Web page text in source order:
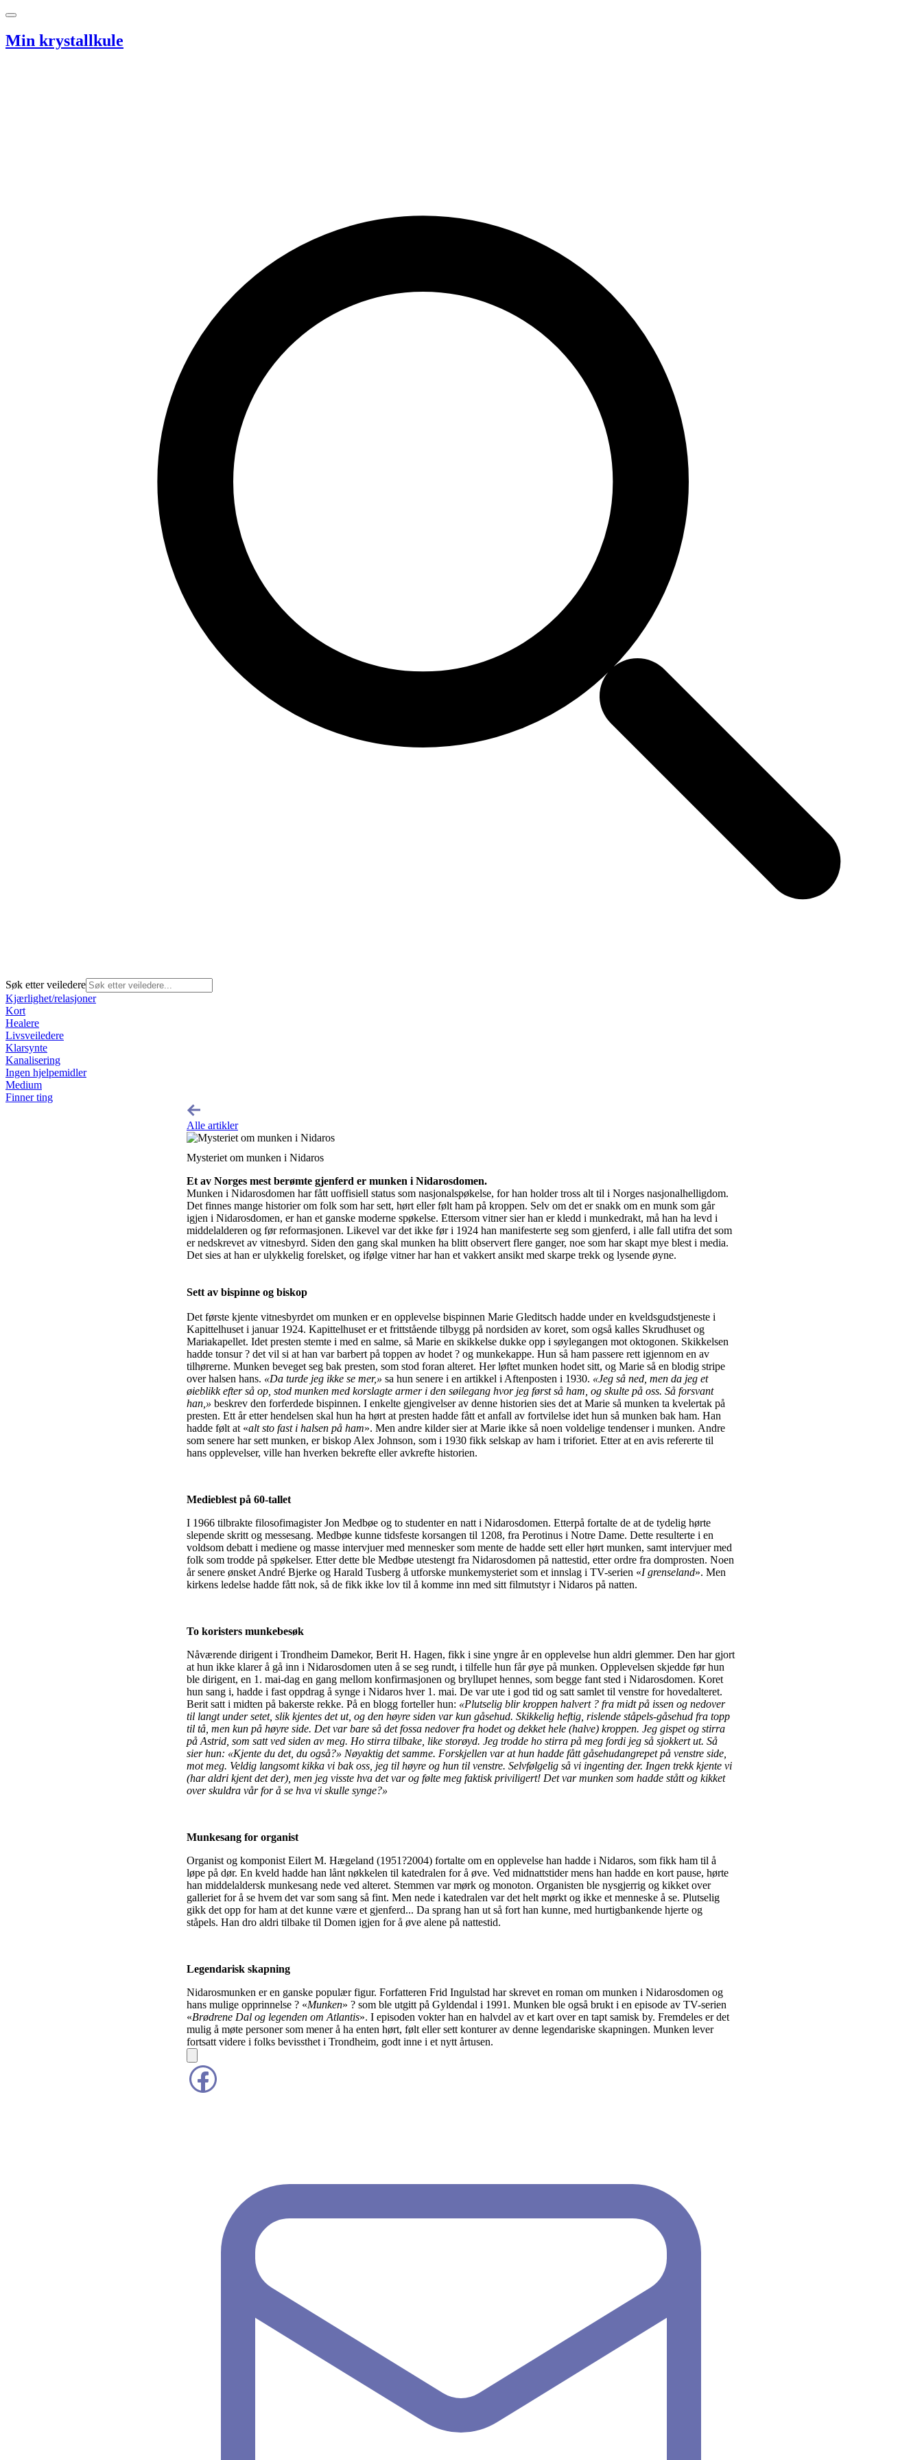
Hopp til innhold
Min krystallkule
Søk etter veiledere
Kjærlighet/relasjoner
Kort
Healere
Livsveiledere
Klarsynte
Kanalisering
Ingen hjelpemidler
Medium
Finner ting
Alle artikler
Mysteriet om munken i Nidaros
Et av Norges mest berømte gjenferd er munken i Nidarosdomen.
Munken i Nidarosdomen har fått uoffisiell status som nasjonalspøkelse, for han holder tross alt til i Norges nasjonalhelligdom.
Det finnes mange historier om folk som har sett, hørt eller følt ham på kroppen. Selv om det er snakk om en munk som går
igjen i Nidarosdomen, er han et ganske moderne spøkelse. Ettersom vitner sier han er kledd i munkedrakt, må han ha levd i
middelalderen og før reformasjonen. Likevel var det ikke før i 1924 han manifesterte seg som gjenferd, i alle fall utifra det som
er nedskrevet av vitnesbyrd. Siden den gang skal munken ha blitt observert flere ganger, noe som har skapt mye blest i media.
Det sies at han er ulykkelig forelsket, og ifølge vitner har han et vakkert ansikt med skarpe trekk og lysende øyne.
Sett av bispinne og biskop
Det første kjente vitnesbyrdet om munken er en opplevelse bispinnen Marie Gleditsch hadde under en kveldsgudstjeneste i
Kapittelhuset i januar 1924. Kapittelhuset er et frittstående tilbygg på nordsiden av koret, som også kalles Skrudhuset og
Mariakapellet. Idet presten stemte i med en salme, så Marie en skikkelse dukke opp i søylegangen mot oktogonen. Skikkelsen
hadde tonsur ? det vil si at han var barbert på toppen av hodet ? og munkekappe. Hun så ham passere rett igjennom en av
tilhørerne. Munken beveget seg bak presten, som stod foran alteret. Her løftet munken hodet sitt, og Marie så en blodig stripe
over halsen hans. «Da turde jeg ikke se mer,» sa hun senere i en artikkel i Aftenposten i 1930. «Jeg så ned, men da jeg et
øieblikk efter så op, stod munken med korslagte armer i den søilegang hvor jeg først så ham, og skulte på oss. Så forsvant
han, » beskrev den forferdede bispinnen. I enkelte gjengivelser av denne historien sies det at Marie så munken ta kvelertak på
presten. Ett år etter hendelsen skal hun ha hørt at presten hadde fått et anfall av fortvilelse idet hun så munken bak ham. Han
hadde følt at «alt sto fast i halsen på ham». Men andre kilder sier at Marie ikke så noen voldelige tendenser i munken. Andre
som senere har sett munken, er biskop Alex Johnson, som i 1930 fikk selskap av ham i triforiet. Etter at en avis refererte til
hans opplevelser, ville han hverken bekrefte eller avkrefte historien.
Medieblest på 60-tallet
I 1966 tilbrakte filosofimagister Jon Medbøe og to studenter en natt i Nidarosdomen. Etterpå fortalte de at de tydelig hørte
slepende skritt og messesang. Medbøe kunne tidsfeste korsangen til 1208, fra Perotinus i Notre Dame. Dette resulterte i en
voldsom debatt i mediene og masse intervjuer med mennesker som mente de hadde sett eller hørt munken, samt intervjuer med
folk som trodde på spøkelser. Etter dette ble Medbøe utestengt fra Nidarosdomen på nattestid, etter ordre fra domprosten. Noen
år senere ønsket André Bjerke og Harald Tusberg å utforske munkemysteriet som et innslag i TV-serien «I grenseland». Men
kirkens ledelse hadde fått nok, så de fikk ikke lov til å komme inn med sitt filmutstyr i Nidaros på natten.
To koristers munkebesøk
Nåværende dirigent i Trondheim Damekor, Berit H. Hagen, fikk i sine yngre år en opplevelse hun aldri glemmer. Den har gjort
at hun ikke klarer å gå inn i Nidarosdomen uten å se seg rundt, i tilfelle hun får øye på munken. Opplevelsen skjedde før hun
ble dirigent, en 1. mai-dag en gang mellom konfirmasjonen og bryllupet hennes, som begge fant sted i Nidarosdomen. Koret
hun sang i, hadde i fast oppdrag å synge i Nidaros hver 1. mai. De var ute i god tid og satt samlet til venstre for hovedalteret.
Berit satt i midten på bakerste rekke. På en blogg forteller hun: «Plutselig blir kroppen halvert ? fra midt på issen og nedover
til langt under setet, slik kjentes det ut, og den høyre siden var kun gåsehud. Skikkelig heftig, rislende ståpels-gåsehud fra topp
til tå, men kun på høyre side. Det var bare så det fossa nedover fra hodet og dekket hele (halve) kroppen. Jeg gispet og stirra
på Astrid, som satt ved siden av meg. Ho stirra tilbake, like storøyd. Jeg trodde ho stirra på meg fordi jeg så sjokkert ut. Så
sier hun: «Kjente du det, du også?» Nøyaktig det samme. Forskjellen var at hun hadde fått gåsehudangrepet på venstre side,
mot meg. Veldig langsomt kikka vi bak oss, jeg til høyre og hun til venstre. Selvfølgelig så vi ingenting der. Ingen trekk kjente vi
(har aldri kjent det der), men jeg visste hva det var og følte meg faktisk priviligert! Det var munken som hadde stått og kikket
over skuldra vår for å se hva vi skulle synge?»
Munkesang for organist
Organist og komponist Eilert M. Hægeland (1951?2004) fortalte om en opplevelse han hadde i Nidaros, som fikk ham til å
løpe på dør. En kveld hadde han lånt nøkkelen til katedralen for å øve. Ved midnattstider mens han hadde en kort pause, hørte
han middelaldersk munkesang nede ved alteret. Stemmen var mørk og monoton. Organisten ble nysgjerrig og kikket over
galleriet for å se hvem det var som sang så fint. Men nede i katedralen var det helt mørkt og ikke et menneske å se. Plutselig
gikk det opp for ham at det kunne være et gjenferd... Da sprang han ut så fort han kunne, med hurtigbankende hjerte og
ståpels. Han dro aldri tilbake til Domen igjen for å øve alene på nattestid.
Legendarisk skapning
Nidarosmunken er en ganske populær figur. Forfatteren Frid Ingulstad har skrevet en roman om munken i Nidarosdomen og
hans mulige opprinnelse ? «Munken» ? som ble utgitt på Gyldendal i 1991. Munken ble også brukt i en episode av TV-serien
«Brødrene Dal og legenden om Atlantis». I episoden vokter han en halvdel av et kart over en tapt samisk by. Fremdeles er det
mulig å møte personer som mener å ha enten hørt, følt eller sett konturer av denne legendariske skapningen. Munken lever
fortsatt videre i folks bevissthet i Trondheim, godt inne i et nytt årtusen.